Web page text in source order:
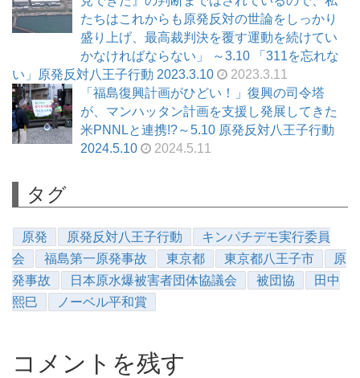
たちはこれからも原発反対の世論をしっかり
盛り上げ、最高裁判決を覆す運動を続けてい
かなければならない」 ～3.10 「311を忘れな
い」原発反対八王子行動 2023.3.10
2023.3.11
「福島復興計画がひどい！」復興の司令塔
が、マンハッタン計画を支援し発展してきた
米PNNLと連携!?～5.10 原発反対八王子行動
2024.5.10
2024.5.11
タグ
原発 原発反対八王子行動
キンパチデモ実行委員
会
福島第一原発事故 東京都 東京都八王子市
原
発事故
日本原水爆被害者団体協議会 被団協
田中
熙巳
ノーベル平和賞
コメントを残す